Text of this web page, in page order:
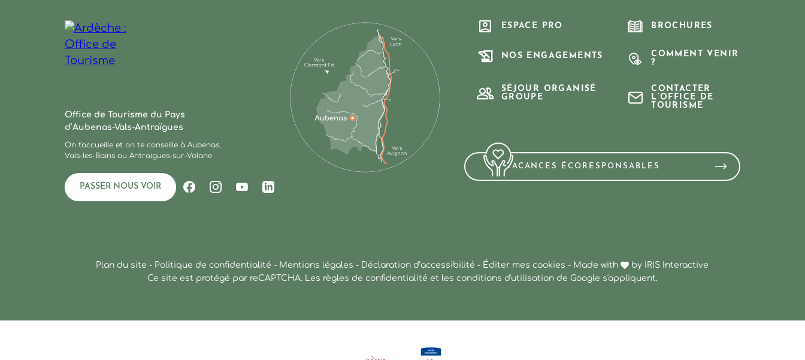
Office de Tourisme du Pays
d’Aubenas-Vals-Antraïgues
On t'accueille et on te conseille à Aubenas,
Vals-les-Bains ou Antraigues-sur-Volane
PASSER NOUS VOIR
Suivez-nous sur Facebook
Suivez-nous sur Instagram
Suivez-nous sur Youtube
Suivez-nous sur Linkedin
ESPACE PRO BROCHURES
NOS ENGAGEMENTS
COMMENT VENIR
?
SÉJOUR ORGANISÉ
GROUPE
CONTACTER
L’OFFICE DE
TOURISME
VACANCES ÉCORESPONSABLES
Plan du site - Politique de confidentialité - Mentions légales - Déclaration d’accessibilité - Éditer mes cookies - Made with by
IRIS Interactive
Ce site est protégé par reCAPTCHA. Les règles de confidentialité et les conditions d'utilisationde Google s'appliquent.